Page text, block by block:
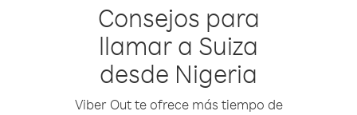
Consejos para
llamar a Suiza
desde Nigeria
Viber Out te ofrece más tiempo de